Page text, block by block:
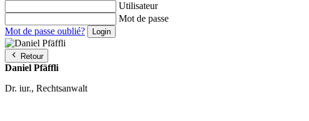
Utilisateur
Mot de passe
Mot de passe oublié?
Retour
Daniel Pfäffli
Dr. iur., Rechtsanwalt